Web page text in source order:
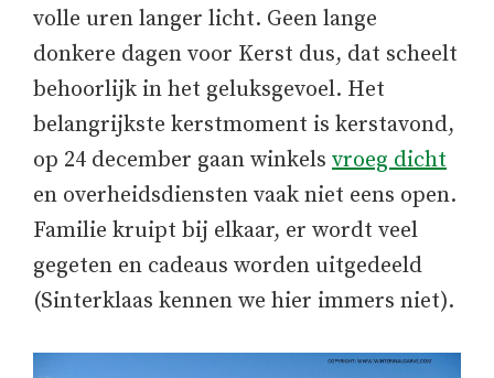
volle uren langer licht. Geen lange
donkere dagen voor Kerst dus, dat scheelt
behoorlijk in het geluksgevoel. Het
belangrijkste kerstmoment is kerstavond,
op 24 december gaan winkels vroeg dicht
en overheidsdiensten vaak niet eens open.
Familie kruipt bij elkaar, er wordt veel
gegeten en cadeaus worden uitgedeeld
(Sinterklaas kennen we hier immers niet).